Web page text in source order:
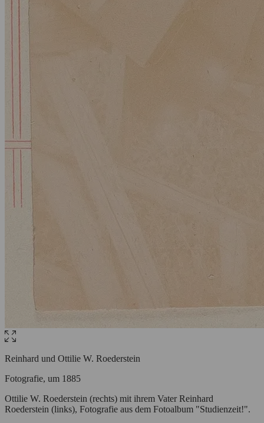
Reinhard und Ottilie W. Roederstein
Fotografie, um 1885
Ottilie W. Roederstein (rechts) mit ihrem Vater Reinhard
Roederstein (links), Fotografie aus dem Fotoalbum "Studienzeit!".